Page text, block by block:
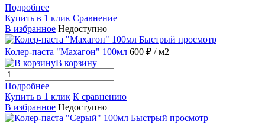
Подробнее
Купить в 1 клик Сравнение
В избранное Недоступно
Быстрый просмотр
Колер-паста "Махагон" 100мл 600 ₽ / м2
В корзину
Подробнее
Купить в 1 клик К сравнению
В избранное Недоступно
Быстрый просмотр